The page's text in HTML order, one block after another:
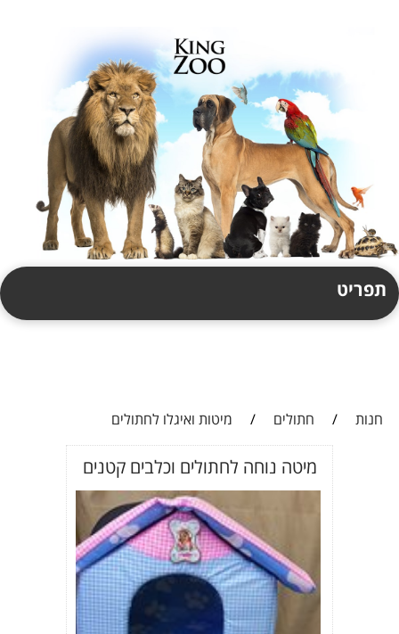
תפריט
חנות / חתולים / מיטות ואיגלו לחתולים
מיטה נוחה לחתולים וכלבים קטנים